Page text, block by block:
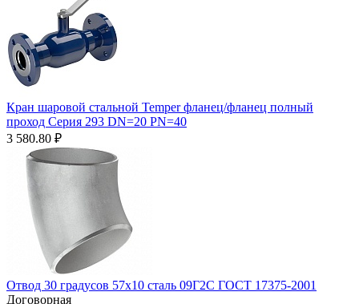
Кран шаровой стальной Temper фланец/фланец полный
проход Серия 293 DN=20 PN=40
3 580.80 ₽
Отвод 30 градусов 57х10 сталь 09Г2С ГОСТ 17375-2001
Договорная